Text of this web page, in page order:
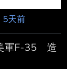
5天前
軍F-35 造